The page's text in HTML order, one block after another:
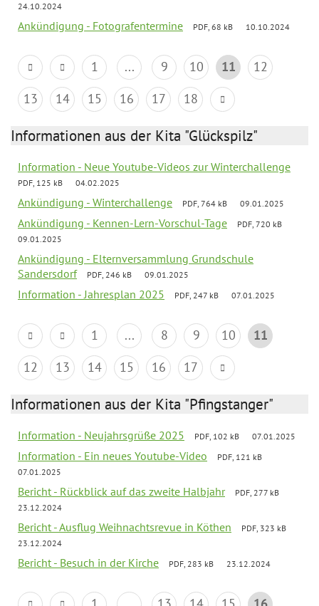
24.10.2024
Ankündigung - Fotografentermine PDF, 68 kB 10.10.2024
1 ... 9 10 11
12
13
14 15 16 17 18
Informationen aus der Kita "Glückspilz"
Information - Neue Youtube-Videos zur Winterchallenge
PDF, 125 kB 04.02.2025
Ankündigung - Winterchallenge PDF, 764 kB 09.01.2025
Ankündigung - Kennen-Lern-Vorschul-Tage
PDF, 720 kB
09.01.2025
Ankündigung - Elternversammlung Grundschule
Sandersdorf
PDF, 246 kB 09.01.2025
Information - Jahresplan 2025 PDF, 247 kB 07.01.2025
1 ... 8 9 10
11
12
13 14 15 16 17
Informationen aus der Kita "Pfingstanger"
Information - Neujahrsgrüße 2025 PDF, 102 kB 07.01.2025
Information - Ein neues Youtube-Video
PDF, 121 kB
07.01.2025
Bericht - Rückblick auf das zweite Halbjahr
PDF, 277 kB
23.12.2024
Bericht - Ausflug Weihnachtsrevue in Köthen
PDF, 323 kB
23.12.2024
Bericht - Besuch in der Kirche PDF, 283 kB 23.12.2024